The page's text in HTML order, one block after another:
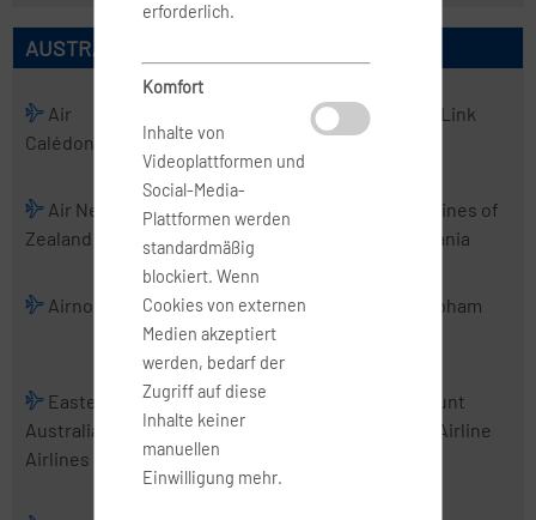
AUSTRALISCHE AIRLINES
Air
Calédonie
Chathams
Air Kiribati Air Link
Air New
Zealand
Air Vanuatu
Airlines of
Tasmania
Airnorth Airwork
Alliance
Airlines
Cobham
Eastern
Australia
Airlines
Fiji Airways
Mount
Cook Airline
erforderlich.
Komfort
Inhalte von
Videoplattformen und
Social-Media-
Plattformen werden
standardmäßig
blockiert. Wenn
Cookies von externen
Medien akzeptiert
werden, bedarf der
Zugriff auf diese
Inhalte keiner
manuellen
Einwilligung mehr.